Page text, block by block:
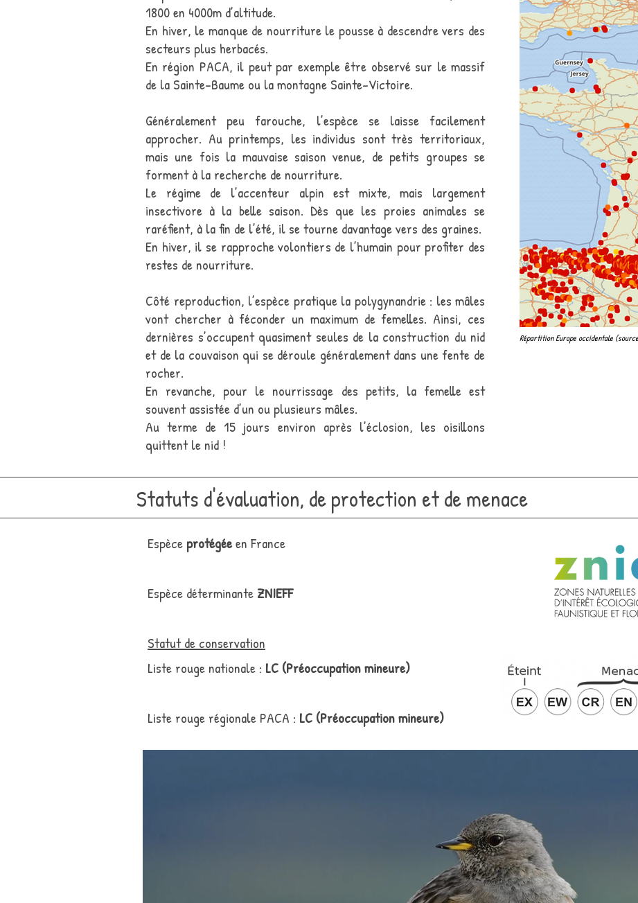
1800 en 4000m d’altitude.
En hiver, le manque de nourriture le pousse à descendre vers des
secteurs plus herbacés.
En région PACA, il peut par exemple être observé sur le massif
de la Sainte-Baume ou la montagne Sainte-Victoire.
Généralement peu farouche, l’espèce se laisse facilement
approcher. Au printemps, les individus sont très territoriaux,
mais une fois la mauvaise saison venue, de petits groupes se
forment à la recherche de nourriture.
Le régime de l’accenteur alpin est mixte, mais largement
insectivore à la belle saison. Dès que les proies animales se
raréfient, à la fin de l’été, il se tourne davantage vers des graines.
En hiver, il se rapproche volontiers de l’humain pour profiter des
restes de nourriture.
Côté reproduction, l’espèce pratique la polygynandrie : les mâles
vont chercher à féconder un maximum de femelles. Ainsi, ces
dernières s’occupent quasiment seules de la construction du nid
et de la couvaison qui se déroule généralement dans une fente de
rocher.
En revanche, pour le nourrissage des petits, la femelle est
souvent assistée d’un ou plusieurs mâles.
Au terme de 15 jours environ après l’éclosion, les oisillons
quittent le nid !
Répartition Europe occidentale
Statuts d'évaluation, de protection et de menace
Espèce protégéeen France
Espèce déterminante ZNIEFF
Statut de conservation
Liste rouge nationale : LC (Préoccupation mineure)
Liste rouge régionale PACA : LC (Préoccupation mineure)